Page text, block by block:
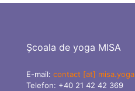
Școala de yoga MISA
E-mail: contact [at] misa.yoga
Telefon: +40 21 42 42 369